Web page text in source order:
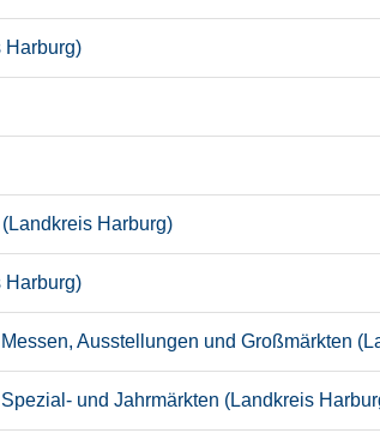
Harburg)
Harburg)
Harburg)
Ausstellungen und Großmärkten
und Jahrmärkten (Landkreis